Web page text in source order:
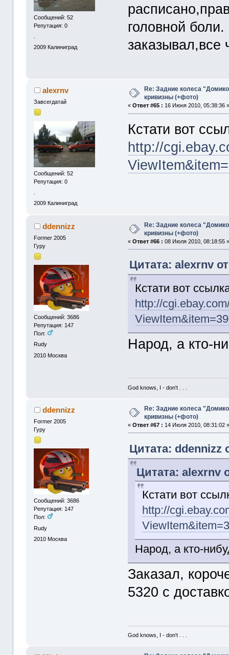
Сообщений: 52
Репутация: 0
2009 Калиниград
головной
заказывал,все
alexrnv
Завсегдатай
Сообщений: 52
Репутация: 0
2009 Калиниград
Re: Задние колеса
кривизны (+фото)
«Ответ #65 : 16 Июня 2010, 05:38:36
Кстати вот
http://
ddennizz
Former 2005
Гуру
Сообщений: 3686
Репутация: 147
Пол:
Rudy
2010 Москва
Re: Задние колеса
кривизны (+фото)
«Ответ #66 : 08 Июля 2010, 08:18:55
Цитата: alexrnv
Кстати вот
http://
Народ, а кто-
God knows, I - don't . . .
ddennizz
Former 2005
Гуру
Сообщений: 3686
Репутация: 147
Пол:
Rudy
2010 Москва
Re: Задние колеса
кривизны (+фото)
«Ответ #67 : 14 Июля 2010, 08:31:02
Цитата: ddennizz
Цитата: alexrnv
Кстати вот
http://
Народ, а кто-
Заказал,
5320 с
God knows, I - don't . . .